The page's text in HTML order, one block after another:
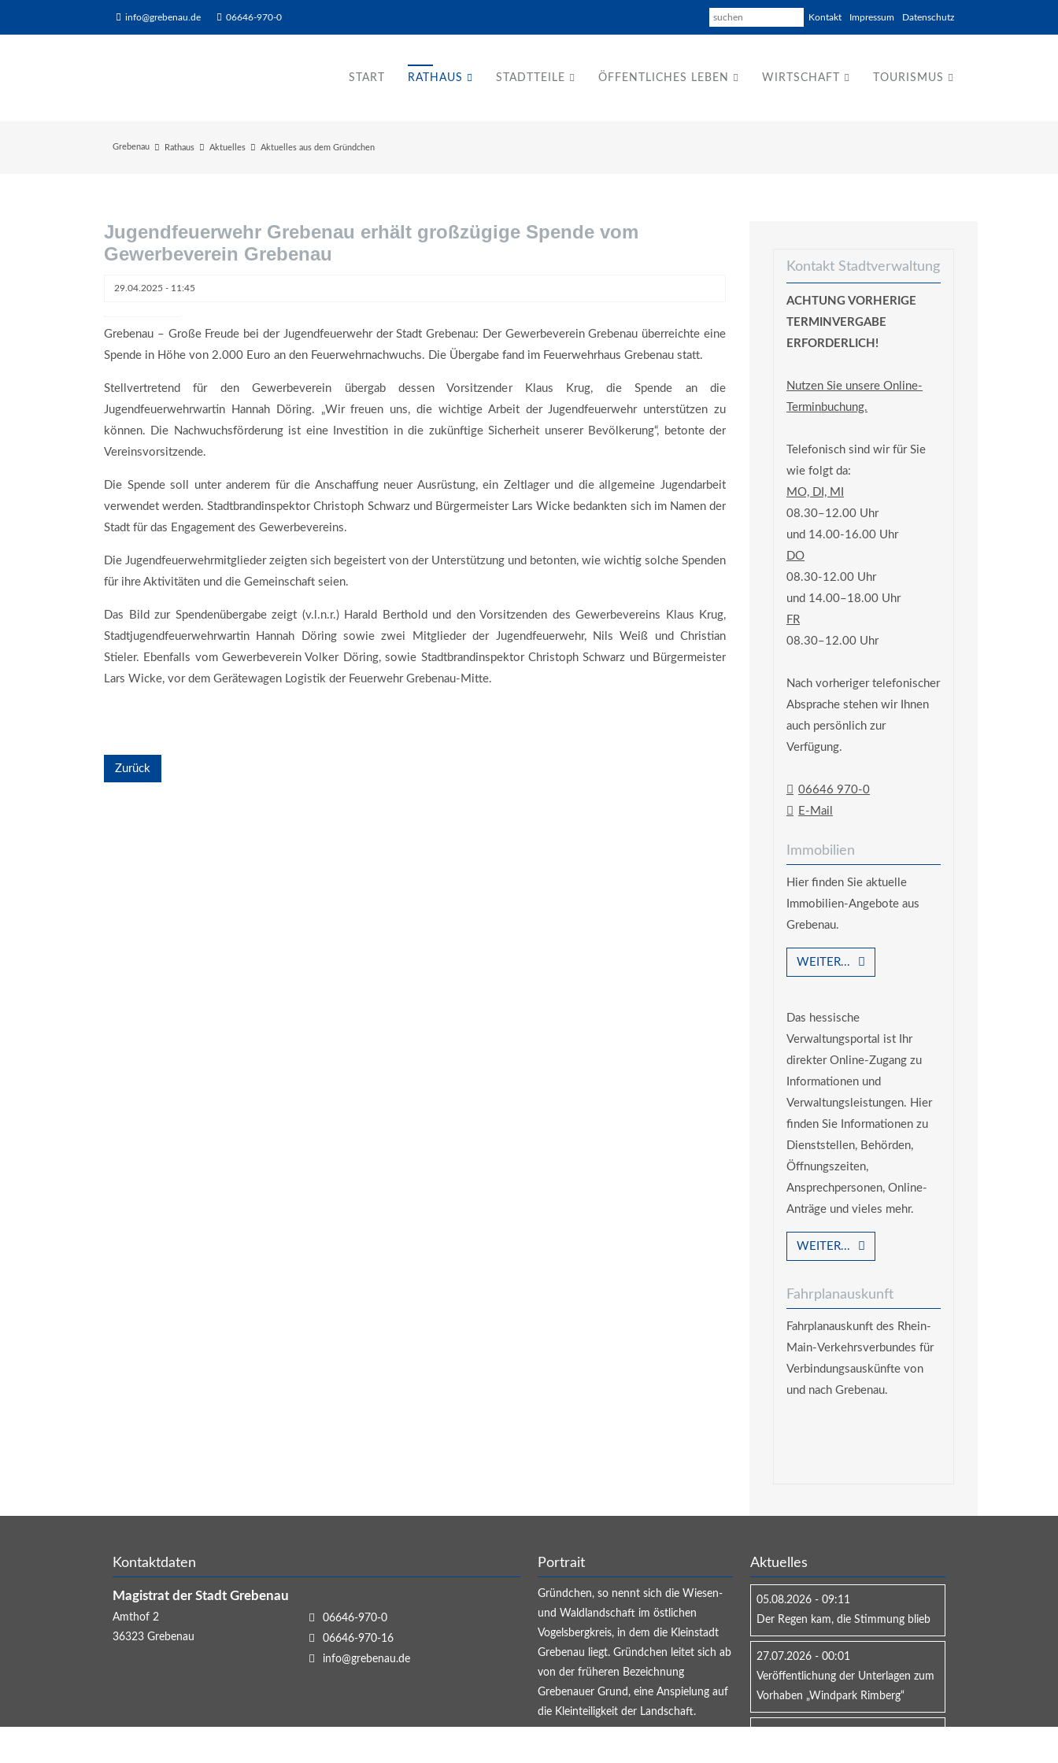
info@grebenau.de 06646-970-0 Kontakt Impressum Datenschutz
START RATHAUS STADTTEILE ÖFFENTLICHES LEBEN WIRTSCHAFT TOURISMUS
Grebenau Rathaus Aktuelles Aktuelles aus dem Gründchen
Jugendfeuerwehr Grebenau erhält großzügige Spende vom
Gewerbeverein Grebenau
29.04.2025 - 11:45
Grebenau – Große Freude bei der Jugendfeuerwehr der Stadt Grebenau: Der Gewerbeverein Grebenau überreichte eine
Spende in Höhe von 2.000 Euro an den Feuerwehrnachwuchs. Die Übergabe fand im Feuerwehrhaus Grebenau statt.
Stellvertretend für den Gewerbeverein übergab dessen Vorsitzender Klaus Krug, die Spende an die
Jugendfeuerwehrwartin Hannah Döring. „Wir freuen uns, die wichtige Arbeit der Jugendfeuerwehr unterstützen zu
können. Die Nachwuchsförderung ist eine Investition in die zukünftige Sicherheit unserer Bevölkerung“, betonte der
Vereinsvorsitzende.
Die Spende soll unter anderem für die Anschaffung neuer Ausrüstung, ein Zeltlager und die allgemeine Jugendarbeit
verwendet werden. Stadtbrandinspektor Christoph Schwarz und Bürgermeister Lars Wicke bedankten sich im Namen der
Stadt für das Engagement des Gewerbevereins.
Die Jugendfeuerwehrmitglieder zeigten sich begeistert von der Unterstützung und betonten, wie wichtig solche Spenden
für ihre Aktivitäten und die Gemeinschaft seien.
Das Bild zur Spendenübergabe zeigt (v.l.n.r.) Harald Berthold und den Vorsitzenden des Gewerbevereins Klaus Krug,
Stadtjugendfeuerwehrwartin Hannah Döring sowie zwei Mitglieder der Jugendfeuerwehr, Nils Weiß und Christian
Stieler. Ebenfalls vom Gewerbeverein Volker Döring, sowie Stadtbrandinspektor Christoph Schwarz und Bürgermeister
Lars Wicke, vor dem Gerätewagen Logistik der Feuerwehr Grebenau-Mitte.
Zurück
Kontakt Stadtverwaltung
ACHTUNG VORHERIGE
TERMINVERGABE
ERFORDERLICH!
Nutzen Sie unsere Online-
Terminbuchung.
Telefonisch sind wir für Sie
wie folgt da:
MO, DI, MI
08.30–12.00 Uhr
und 14.00-16.00 Uhr
DO
08.30-12.00 Uhr
und 14.00–18.00 Uhr
FR
08.30–12.00 Uhr
Nach vorheriger telefonischer
Absprache stehen wir Ihnen
auch persönlich zur
Verfügung.
06646 970-0
E-Mail
Immobilien
Hier finden Sie aktuelle
Immobilien-Angebote aus
Grebenau.
WEITER...
Das hessische
Verwaltungsportal ist Ihr
direkter Online-Zugang zu
Informationen und
Verwaltungsleistungen. Hier
finden Sie Informationen zu
Dienststellen, Behörden,
Öffnungszeiten,
Ansprechpersonen, Online-
Anträge und vieles mehr.
WEITER...
Fahrplanauskunft
Fahrplanauskunft des Rhein-
Main-Verkehrsverbundes für
Verbindungsauskünfte von
und nach Grebenau.
Kontaktdaten
Magistrat der Stadt Grebenau
Amthof 2
36323 Grebenau
06646-970-0
06646-970-16
info@grebenau.de
Portrait
Gründchen, so nennt sich die Wiesen-
und Waldlandschaft im östlichen
Vogelsbergkreis, in dem die Kleinstadt
Grebenau liegt. Gründchen leitet sich ab
von der früheren Bezeichnung
Grebenauer Grund, eine Anspielung auf
die Kleinteiligkeit der Landschaft.
Aktuelles
05.08.2026 - 09:11
Der Regen kam, die Stimmung blieb
27.07.2026 - 00:01
Veröffentlichung der Unterlagen zum
Vorhaben „Windpark Rimberg“